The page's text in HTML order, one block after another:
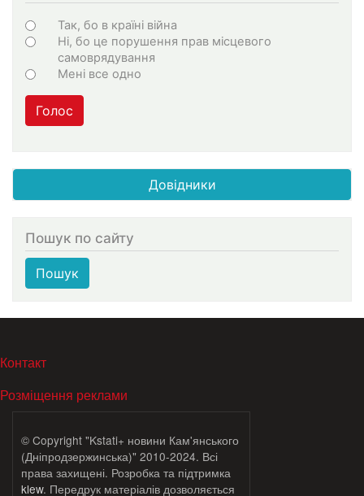
Choices
Так, бо в країні війна
Ні, бо це порушення прав місцевого
самоврядування
Мені все одно
Голос
Довідники
Пошук по сайту
Пошук
МЕНЮ В ПОДВАЛЕ
Контакт
Розміщення реклами
© Copyright "Kstati+ новини Кам'янського
(Дніпродзержинська)" 2010-2024. Всі
права захищені. Розробка та підтримка
klew. Передрук матеріалів дозволяється